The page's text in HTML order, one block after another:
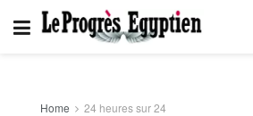
Home 24 heures sur 24